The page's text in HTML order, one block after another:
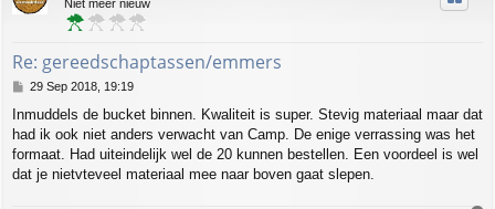
Niet meer nieuw
Re: gereedschaptassen/emmers
P
s
t
29 Sep 2018, 19:19
Inmuddels de bucket binnen. Kwaliteit is super. Stevig materiaal maar dat
had ik ook niet anders verwacht van Camp. De enige verrassing was het
formaat. Had uiteindelijk wel de 20 kunnen bestellen. Een voordeel is wel
dat je nietvteveel materiaal mee naar boven gaat slepen.